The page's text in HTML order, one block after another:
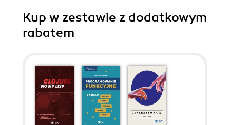
Kup w zestawie z dodatkowym
rabatem